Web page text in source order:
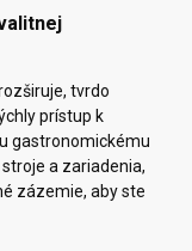
tvrdo
prístup k
gastronomickému
a zariadenia,
zázemie, aby ste